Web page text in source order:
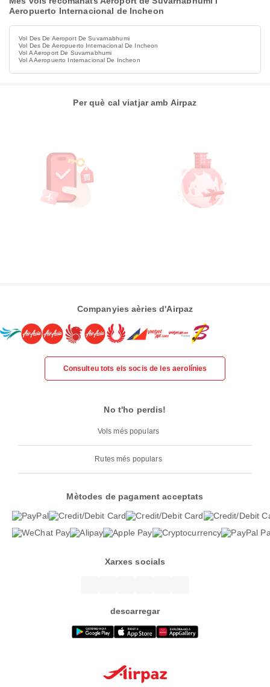
Aeropuerto Internacional de Incheon
Vol Des De Aeroport De Suvarnabhumi
Vol Des De Aeropuerto Internacional De Incheon
Vol A Aeroport De Suvarnabhumi
Vol A Aeropuerto Internacional De Incheon
Per què cal viatjar amb Airpaz
Companyies aèries d'Airpaz
Consulteu tots els socis de les aerolínies
No t'ho perdis!
Vols més populars
Rutes més populars
Mètodes de pagament acceptats
Xarxes socials
descarregar